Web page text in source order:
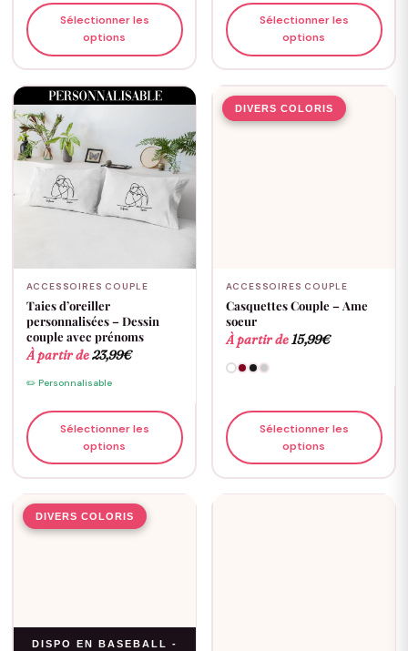
Sélectionner les
options
Sélectionner les
options
ACCESSOIRES COUPLE
Taies d’oreiller
personnalisées – Dessin
couple avec prénoms
À partir de23,99€
✏️ Personnalisable
Sélectionner les
options
DIVERS COLORIS
ACCESSOIRES COUPLE
Casquettes Couple – Ame
soeur
À partir de15,99€
Sélectionner les
options
DISPO EN BASEBALL -
DIVERS COLORIS